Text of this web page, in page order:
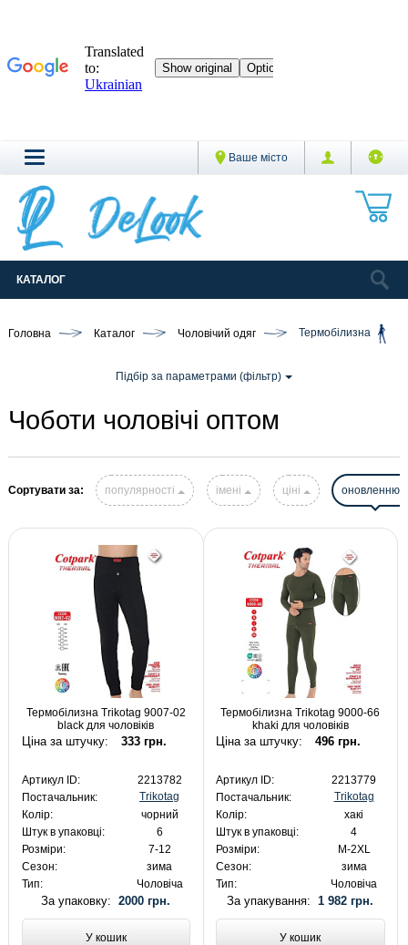
Ваше місто
КАТАЛОГ
Головна Каталог Чоловічий одяг Термобілизна
Підбір за параметрами (фільтр)
Чоботи чоловічі оптом
Сортувати за: популярності імені ціні оновленню
Термобілизна Trikotag 9007-02
black для чоловіків
Ціна за штучку: 333 грн.
Артикул ID:
2213782
Постачальник:
Trikotag
Колір:
чорний
Штук в упаковці:
6
Розміри:
7-12
Сезон:
зима
Тип:
Чоловіча
За упаковку:2000 грн.
У кошик
Термобілизна Trikotag 9000-66
khaki для чоловіків
Ціна за штучку: 496 грн.
Артикул ID:
2213779
Постачальник:
Trikotag
Колір:
хакі
Штук в упаковці:
4
Розміри:
M-2XL
Сезон:
зима
Тип:
Чоловіча
За упакування:1 982 грн.
У кошик